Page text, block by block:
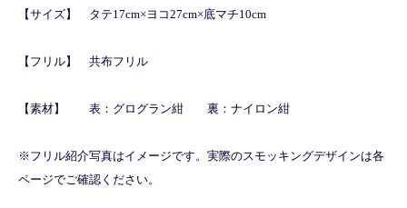
【サイズ】 タテ17cm×ヨコ27cm×底マチ10cm
【フリル】 共布フリル
【素材】 表：グログラン紺 裏：ナイロン紺
※フリル紹介写真はイメージです。実際のスモッキングデザインは各
ページでご確認ください。